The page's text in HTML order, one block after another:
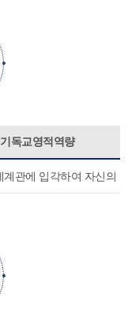
기독교영적역량
관에 입각하여 자신의